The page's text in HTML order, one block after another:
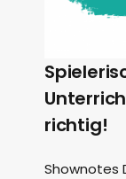
richtig!
Shownotes